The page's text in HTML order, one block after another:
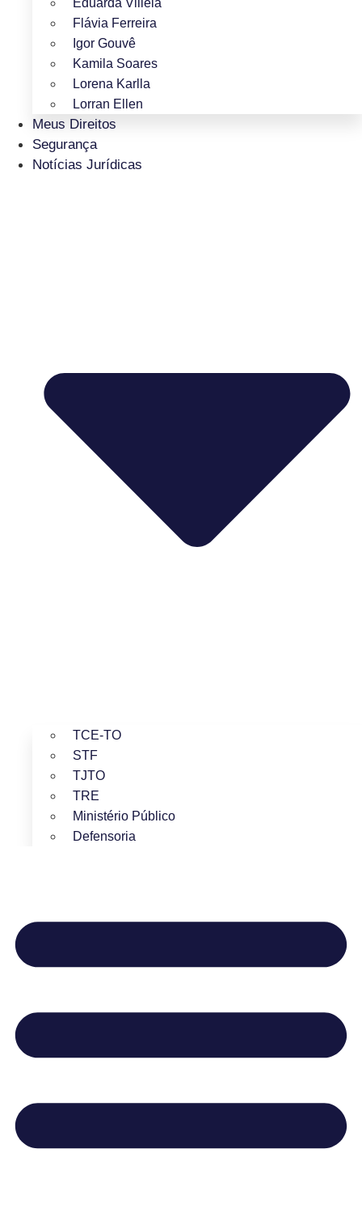
Eduarda Villela
Flávia Ferreira
Igor Gouvê
Kamila Soares
Lorena Karlla
Lorran Ellen
Meus Direitos
Segurança
Notícias Jurídicas
TCE-TO
STF
TJTO
TRE
Ministério Público
Defensoria